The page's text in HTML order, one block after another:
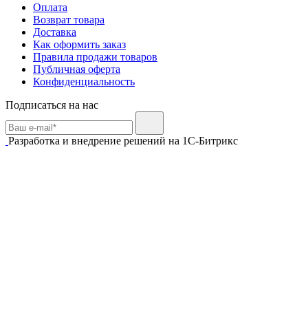
Оплата
Возврат товара
Доставка
Как оформить заказ
Правила продажи товаров
Публичная оферта
Конфиденциальность
Подписаться на нас
Разработка и внедрение решений на 1С-Битрикс